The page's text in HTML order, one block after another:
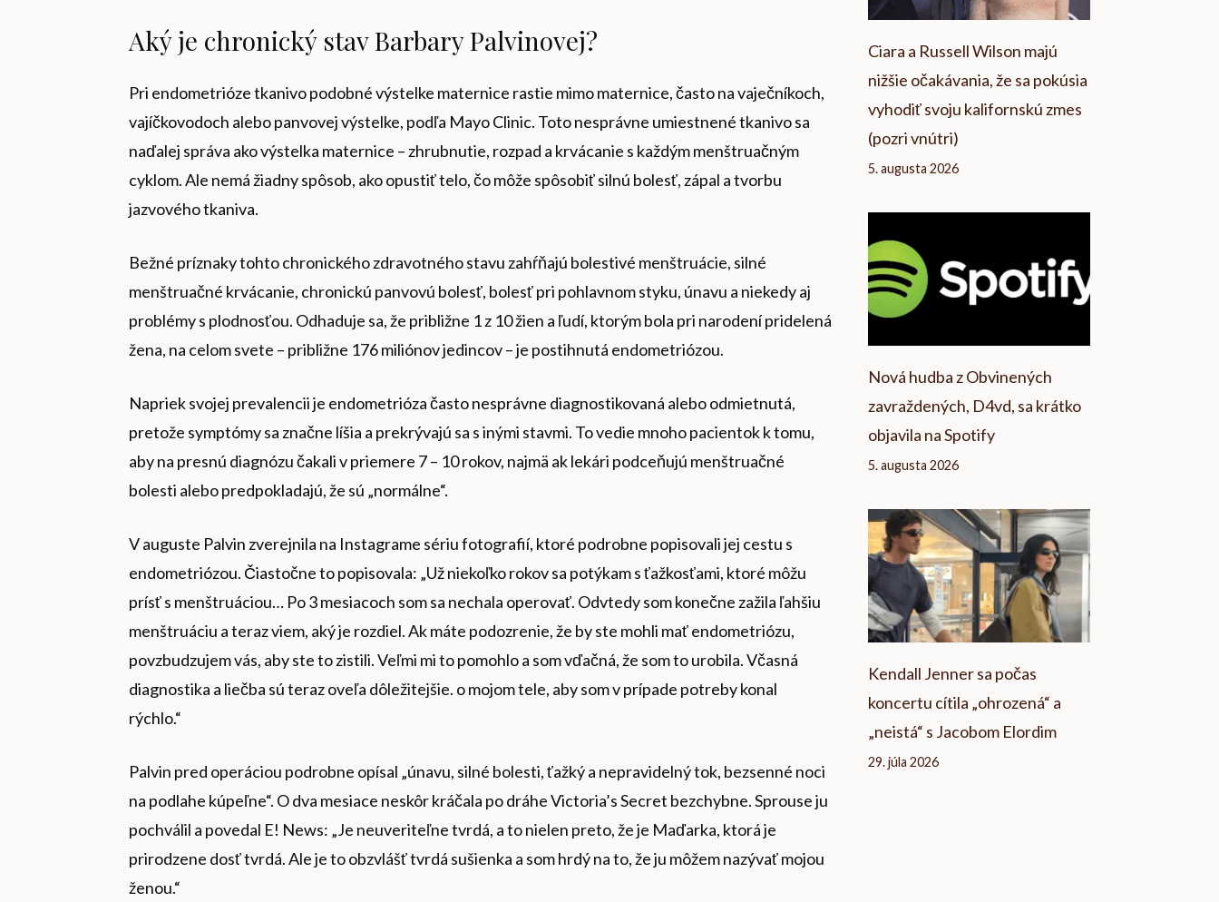
Aký je chronický stav Barbary Palvinovej?
Pri endometrióze tkanivo podobné výstelke maternice rastie mimo maternice, často na vaječníkoch,
vajíčkovodoch alebo panvovej výstelke, podľa Mayo Clinic. Toto nesprávne umiestnené tkanivo sa
naďalej správa ako výstelka maternice – zhrubnutie, rozpad a krvácanie s každým menštruačným
cyklom. Ale nemá žiadny spôsob, ako opustiť telo, čo môže spôsobiť silnú bolesť, zápal a tvorbu
jazvového tkaniva.
Bežné príznaky tohto chronického zdravotného stavu zahŕňajú bolestivé menštruácie, silné
menštruačné krvácanie, chronickú panvovú bolesť, bolesť pri pohlavnom styku, únavu a niekedy aj
problémy s plodnosťou. Odhaduje sa, že približne 1 z 10 žien a ľudí, ktorým bola pri narodení pridelená
žena, na celom svete – približne 176 miliónov jedincov – je postihnutá endometriózou.
Napriek svojej prevalencii je endometrióza často nesprávne diagnostikovaná alebo odmietnutá,
pretože symptómy sa značne líšia a prekrývajú sa s inými stavmi. To vedie mnoho pacientok k tomu,
aby na presnú diagnózu čakali v priemere 7 – 10 rokov, najmä ak lekári podceňujú menštruačné
bolesti alebo predpokladajú, že sú „normálne“.
V auguste Palvin zverejnila na Instagrame sériu fotografií, ktoré podrobne popisovali jej cestu s
endometriózou. Čiastočne to popisovala: „Už niekoľko rokov sa potýkam s ťažkosťami, ktoré môžu
prísť s menštruáciou… Po 3 mesiacoch som sa nechala operovať. Odvtedy som konečne zažila ľahšiu
menštruáciu a teraz viem, aký je rozdiel. Ak máte podozrenie, že by ste mohli mať endometriózu,
povzbudzujem vás, aby ste to zistili. Veľmi mi to pomohlo a som vďačná, že som to urobila. Včasná
diagnostika a liečba sú teraz oveľa dôležitejšie. o mojom tele, aby som v prípade potreby konal
rýchlo.“
Palvin pred operáciou podrobne opísal „únavu, silné bolesti, ťažký a nepravidelný tok, bezsenné noci
na podlahe kúpeľne“. O dva mesiace neskôr kráčala po dráhe Victoria’s Secret bezchybne. Sprouse ju
pochválil a povedal E! News: „Je neuveriteľne tvrdá, a to nielen preto, že je Maďarka, ktorá je
prirodzene dosť tvrdá. Ale je to obzvlášť tvrdá sušienka a som hrdý na to, že ju môžem nazývať mojou
ženou.“
Ciara a Russell Wilson majú
nižšie očakávania, že sa pokúsia
vyhodiť svoju kalifornskú zmes
(pozri vnútri)
5. augusta 2026
Nová hudba z Obvinených
zavraždených, D4vd, sa krátko
objavila na Spotify
5. augusta 2026
Kendall Jenner sa počas
koncertu cítila „ohrozená“ a
„neistá“ s Jacobom Elordim
29. júla 2026